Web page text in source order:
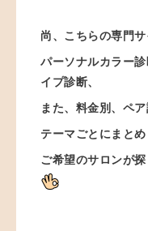
尚、こちらの専門サ
パーソナルカラー診
イプ診断、
また、料金別、ペ
テーマごとにまと
ご希望のサロンが